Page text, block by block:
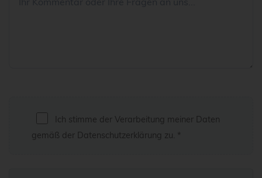
Ich stimme der Verarbeitung meiner Daten
gemäß der Datenschutzerklärung zu. *